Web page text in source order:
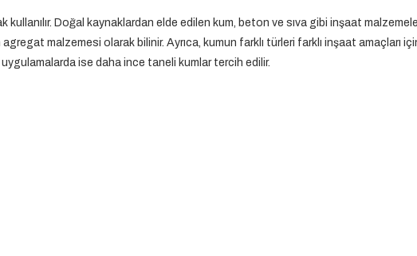
Doğal kaynaklardan elde edilen kum, beton ve sıva gibi inşaat
malzemesi olarak bilinir. Ayrıca, kumun farklı türleri farklı inşaat amaçları
ise daha ince taneli kumlar tercih edilir.